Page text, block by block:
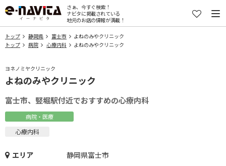
さぁ、今すぐ検索！
ナビタに掲載されている
地元のお店の情報が満載！
トップ 静岡県 富士市
よねのみやクリニック
トップ
病院 心療内科 よねのみやクリニック
ヨネノミヤクリニック
よねのみやクリニック
富士市、竪堀駅付近でおすすめの心療内科
病院・医療
心療内科
エリア
静岡県富士市